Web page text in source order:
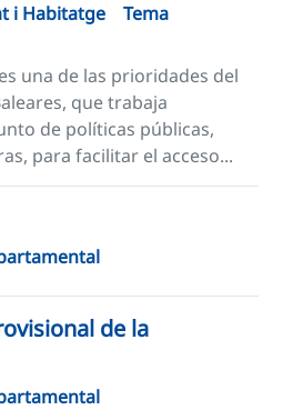
i Habitatge
Tema
una de las prioridades del
que trabaja
de políticas públicas,
para facilitar el acceso...
de la